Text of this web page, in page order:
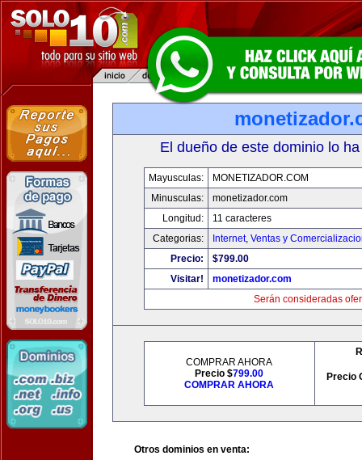
El dueño de este dominio lo
Mayusculas:
MONETIZADOR.COM
Minusculas:
monetizador.com
Longitud:
11 caracteres
Categorias:
Internet, Ventas y
Precio:
$799.00
Visitar!
monetizador.com
Serán consideradas
COMPRAR AHORA
Precio $799.00
COMPRAR AHORA
Precio
Otros dominios en venta: